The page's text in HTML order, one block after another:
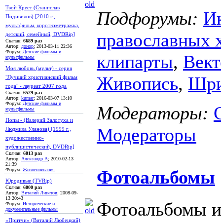
Твой Крест (Станислав
Подивилов) [2010 г.,
мультфильм, короткометражка,
детский, семейный, DVDRip]
Скачан: 6689 раз
Автор: донор; 2013-03-11 22:36
Форум: Детские фильмы и
мультфильмы
Моя любовь (мульт) - серия
"Лучший христианский фильм
года" - лауреат 2007 года
Скачан: 6529 раз
Автор: kumar; 2016-03-07 13:10
Форум: Детские фильмы и
мультфильмы
Попы - (Валерий Залотуха и
Людмила Уланова) [1999 г.,
художественно-
публицистический, DVDRip]
Скачан: 6013 раз
Автор: Александр А; 2010-02-13
21:39
Форум: Жизнеописания
Юродивые (TVRip)
Скачан: 6000 раз
Автор: Виталий Липатов; 2008-09-
13 20:43
Форум: Исторические и
документальные фильмы
«Притчи» (Виталий Любецкий)
Подфорумы:
православных
клипарты,
Живопись,
Модераторы:
Модераторы
Фотоальбомы
Фотоальбомы